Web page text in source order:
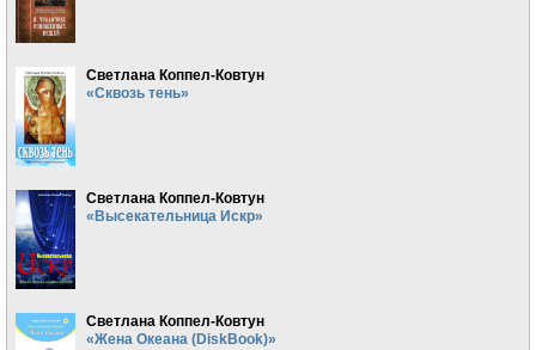
Светлана Коппел-Ковтун
«Сквозь тень»
Светлана Коппел-Ковтун
«Высекательница Искр»
Светлана Коппел-Ковтун
«Жена Океана (DiskBook)»